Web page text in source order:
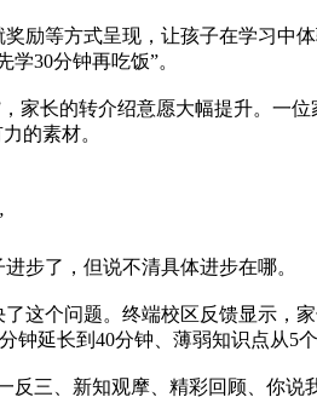
励等方式呈现，让孩子在学习中
30分钟再吃饭”。
家长的转介绍意愿大幅提升。一
的素材。
步了，但说不清具体进步在哪。
这个问题。终端校区反馈显示
钟延长到40分钟、薄弱知识点从
反三、新知观摩、精彩回顾、你